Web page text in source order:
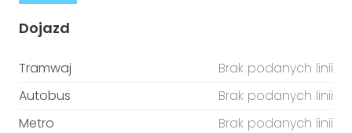
Dojazd
Tramwaj
Brak podanych linii
Autobus
Brak podanych linii
Metro
Brak podanych linii